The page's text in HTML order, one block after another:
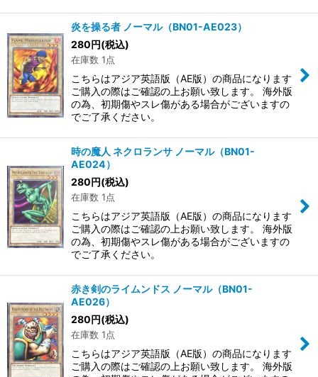
炎を操る者 ノーマル（BN01-AE023）
280円(税込)
在庫数 1点
こちらはアジア英語版（AE版）の商品になります
ご購入の際はご確認の上お願い致します。 海外版
の為、初期傷やスレ傷がある場合がございますの
でご了承ください。
時の魔人 ネクロランサ ノーマル（BN01-
AE024）
280円(税込)
在庫数 1点
こちらはアジア英語版（AE版）の商品になります
ご購入の際はご確認の上お願い致します。 海外版
の為、初期傷やスレ傷がある場合がございますの
でご了承ください。
赤き剣のライムンドス ノーマル（BN01-
AE026）
280円(税込)
在庫数 1点
こちらはアジア英語版（AE版）の商品になります
ご購入の際はご確認の上お願い致します。 海外版